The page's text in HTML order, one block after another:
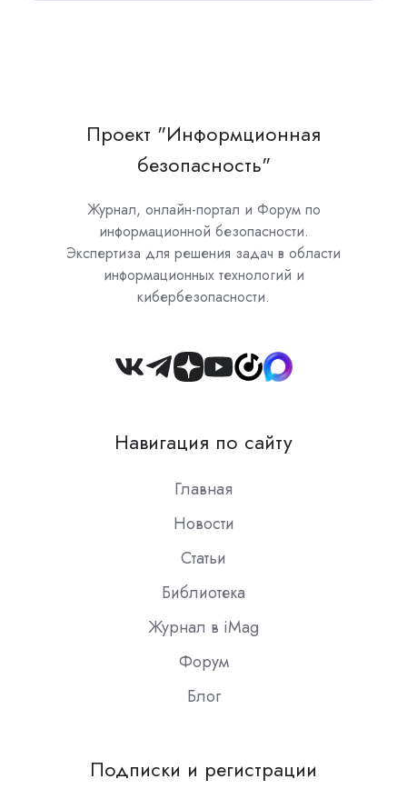
Проект "Информционная
безопасность"
Журнал, онлайн-портал и Форум по
информационной безопасности.
Экспертиза для решения задач в области
информационных технологий и
кибербезопасности.
Join
Slack
Навигация по сайту
Главная
Новости
Статьи
Библиотека
Журнал в iMag
Форум
Блог
Подписки и регистрации